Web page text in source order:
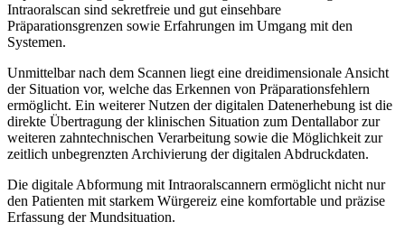
Intraoralscan sind sekretfreie und gut einsehbare
Präparationsgrenzen sowie Erfahrungen im Umgang mit den
Systemen.
Unmittelbar nach dem Scannen liegt eine dreidimensionale Ansicht
der Situation vor, welche das Erkennen von Präparationsfehlern
ermöglicht. Ein weiterer Nutzen der digitalen Datenerhebung ist die
direkte Übertragung der klinischen Situation zum Dentallabor zur
weiteren zahntechnischen Verarbeitung sowie die Möglichkeit zur
zeitlich unbegrenzten Archivierung der digitalen Abdruckdaten.
Die digitale Abformung mit Intraoralscannern ermöglicht nicht nur
den Patienten mit starkem Würgereiz eine komfortable und präzise
Erfassung der Mundsituation.